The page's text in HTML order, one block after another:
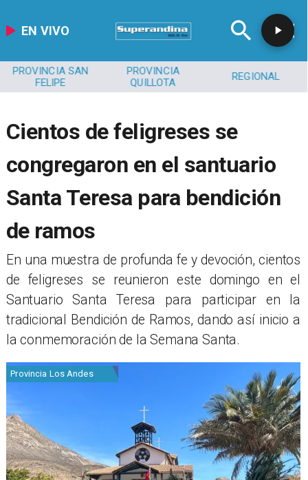
EN VIVO
PROVINCIA SAN
FELIPE
PROVINCIA
QUILLOTA
REGIONAL
Cientos de feligreses se
congregaron en el santuario
Santa Teresa para bendición
de ramos
​​En una muestra de profunda fe y devoción, cientos
de feligreses se reunieron este domingo en el
Santuario Santa Teresa para participar en la
tradicional Bendición de Ramos, dando así inicio a
la conmemoración de la Semana Santa.
Provincia Los Andes